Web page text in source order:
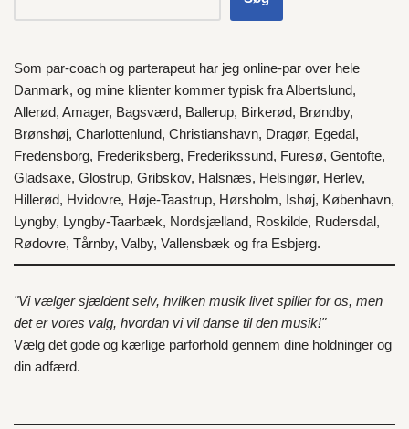
Som par-coach og parterapeut har jeg online-par over hele
Danmark, og mine klienter kommer typisk fraAlbertslund,
Allerød, Amager, Bagsværd, Ballerup, Birkerød, Brøndby,
Brønshøj, Charlottenlund, Christianshavn, Dragør, Egedal,
Fredensborg, Frederiksberg, Frederikssund, Furesø, Gentofte,
Gladsaxe, Glostrup, Gribskov, Halsnæs, Helsingør, Herlev,
Hillerød, Hvidovre, Høje-Taastrup, Hørsholm, Ishøj, København,
Lyngby, Lyngby-Taarbæk, Nordsjælland, Roskilde, Rudersdal,
Rødovre, Tårnby, Valby, Vallensbæk og fra Esbjerg.
"Vi vælger sjældent selv, hvilken musik livet spiller for os, men
det er vores valg, hvordan vi vil danse til den musik!"
Vælg det gode og kærlige parforhold gennem dine holdninger og
din adfærd.